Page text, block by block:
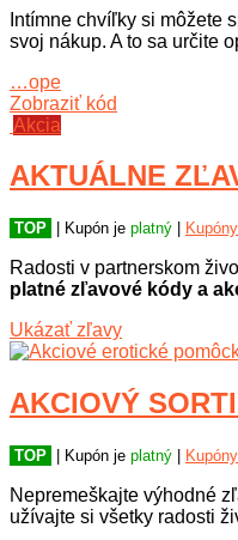
Intímne chvíľky si môžete
svoj nákup. A to sa určite
…ope
Zobraziť kód
Akcia
AKTUÁLNE
TOP | Kupón je platný
Radosti v partnerskom
platné zľavové kódy a
Ukázať zľavy
AKCIOVÝ
TOP | Kupón je platný
Nepremeškajte výhodné
užívajte si všetky radosti